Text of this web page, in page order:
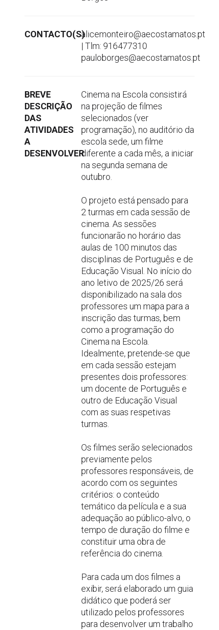
CONTACTO(S)alicemonteiro@aecostamatos.pt
| Tlm: 916477310
pauloborges@aecostamatos.pt
BREVE
DESCRIÇÃO
DAS
ATIVIDADES
A
DESENVOLVER
Cinema na Escola consistirá
na projeção de filmes
selecionados (ver
programação), no auditório da
escola sede, um filme
diferente a cada mês, a iniciar
na segunda semana de
outubro.
O projeto está pensado para
2 turmas em cada sessão de
cinema. As sessões
funcionarão no horário das
aulas de 100 minutos das
disciplinas de Português e de
Educação Visual. No início do
ano letivo de 2025/26 será
disponibilizado na sala dos
professores um mapa para a
inscrição das turmas, bem
como a programação do
Cinema na Escola.
Idealmente, pretende-se que
em cada sessão estejam
presentes dois professores:
um docente de Português e
outro de Educação Visual
com as suas respetivas
turmas.
Os filmes serão selecionados
previamente pelos
professores responsáveis, de
acordo com os seguintes
critérios: o conteúdo
temático da película e a sua
adequação ao público-alvo, o
tempo de duração do filme e
constituir uma obra de
referência do cinema.
Para cada um dos filmes a
exibir, será elaborado um guia
didático que poderá ser
utilizado pelos professores
para desenvolver um trabalho